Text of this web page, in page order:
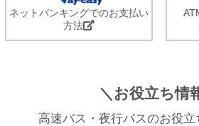
ネットバンキングでのお支払い
方法
＼お役立ち情
高速バス・夜行バスのお役立